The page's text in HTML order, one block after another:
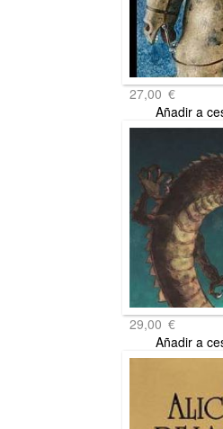
27,00 €
Añadir a
29,00 €
Añadir a